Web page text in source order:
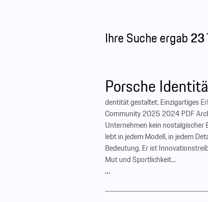
Ihre Suche ergab23
Porsche
dentität gestaltet. Einzigartiges
Community 2025 2024 PDF
Unternehmen kein nostalgischer
lebt in jedem Modell, in jedem
Bedeutung. Er ist
Mut und Sportlichkeit...
…